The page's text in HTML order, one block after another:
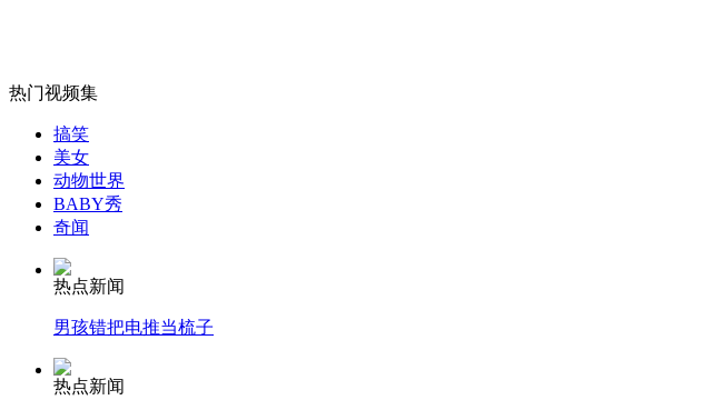
外交部：反对强权政治霸凌主义
外交部：有关国家言论片面不公正
安徽一实载49人客车翻车
热门视频集
搞笑
美女
动物世界
BABY秀
奇闻
热点新闻
男孩错把电推当梳子
热点新闻